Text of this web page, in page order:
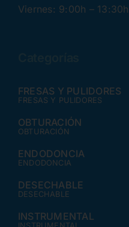
Viernes: 9:00h – 13:30h
FRESAS Y PULIDORES
FRESAS Y PULIDORES
OBTURACIÓN
OBTURACIÓN
ENDODONCIA
ENDODONCIA
DESECHABLE
DESECHABLE
INSTRUMENTAL